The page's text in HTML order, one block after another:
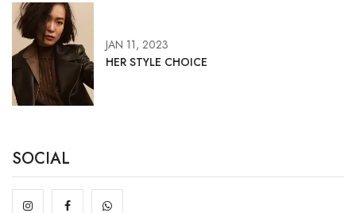
JAN 11, 2023
HER STYLE CHOICE
SOCIAL